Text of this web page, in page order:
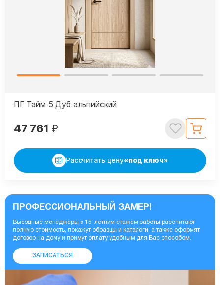
ПГ Тайм 5 Дуб альпийский
47 761 ₽
Рассчитать цену«под ключ»
ПРОФЕССИОНАЛЬНЫЙ ЗАМЕР!
Выездные менеджеры с 15-летним стажем работы рассчитают
полную стоимость, покажут образцы и каталоги, а также оформят
договор на дому и примут оплату удобным для Вас способом.
ЗАПИСАТЬСЯ